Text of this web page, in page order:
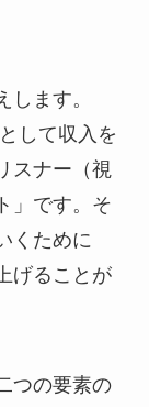
ます。
して収入を
スナー（視
」です。そ
くために
げることが
つの要素の